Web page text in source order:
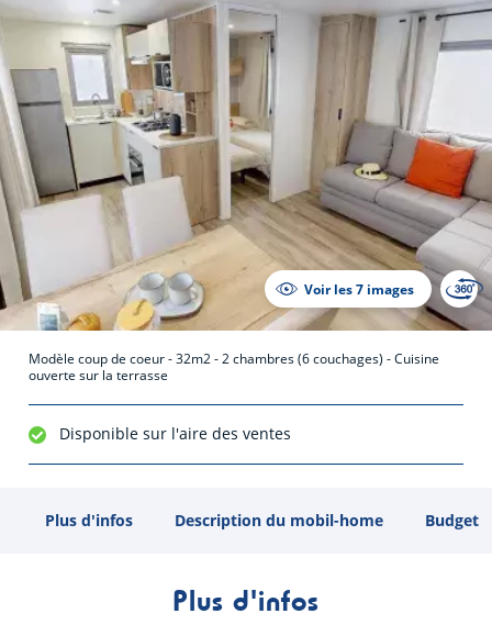
Voir les 7 images
Modèle coup de coeur - 32m2 - 2 chambres (6 couchages) - Cuisine
ouverte sur la terrasse
Disponible sur l'aire des ventes
Plus d'infos Description du mobil-home Budget
Plus d'infos